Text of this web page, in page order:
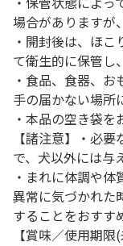
場合がありますが
・開封後は、ほ
て衛生的に保管し
・食品、食器、
手の届かない場所
・本品の空き袋を
【諸注意】・必
で、犬以外には与
・まれに体調や
異常に気づかれた
することをおすす
【賞味／使用期